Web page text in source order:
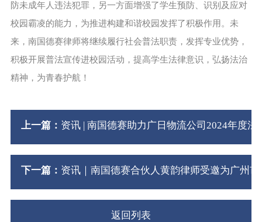
防未成年人违法犯罪，另一方面增强了学生预防、识别及应对
校园霸凌的能力，为推进构建和谐校园发挥了积极作用。未
来，南国德赛律师将继续履行社会普法职责，发挥专业优势，
积极开展普法宣传进校园活动，提高学生法律意识，弘扬法治
精神，为青春护航！
上一篇： 资讯 | 南国德赛助力广日物流公司2024年度法
下一篇： 资讯｜南国德赛合伙人黄韵律师受邀为广州
返回列表